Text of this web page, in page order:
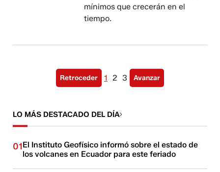
mínimos que crecerán en el
tiempo.
Retroceder 1 2 3 Avanzar
LO MÁS DESTACADO DEL DÍA
01El Instituto Geofísico informó sobre el estado de
los volcanes en Ecuador para este feriado